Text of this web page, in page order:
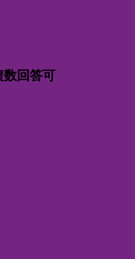
回答可